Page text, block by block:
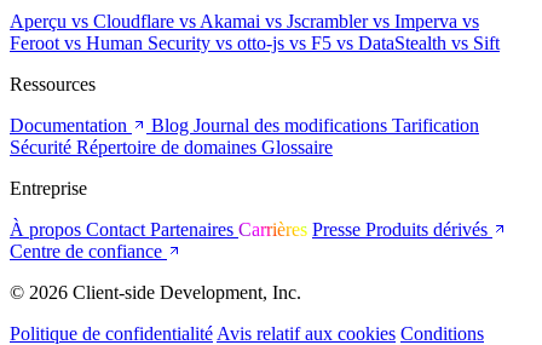
Aperçu vs Cloudflare vs Akamai vs Jscramblervs Imperva vs
Feroot vs Human Security vs otto-js vs F5 vs DataStealth vs Sift
Ressources
Documentation
Blog Journal des modifications Tarification
Sécurité Répertoire de domaines Glossaire
Entreprise
À propos Contact Partenaires Carrières Presse Produits dérivés
Centre de confiance
© 2026 Client-side Development, Inc.
Politique de confidentialité Avis relatif aux cookies Conditions